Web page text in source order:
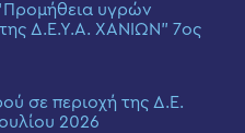
υγρών
Δ.Ε.Υ.Α. ΧΑΝΙΩΝ” 7ος
σε περιοχή της Δ.Ε.
2026